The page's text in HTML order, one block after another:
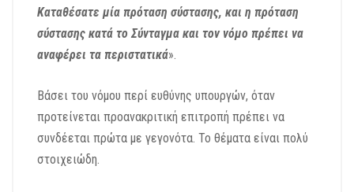
Καταθέσατε μία πρόταση σύστασης, και η πρόταση
σύστασης κατά το Σύνταγμα και τον νόμο πρέπει να
αναφέρει τα περιστατικά».
Βάσει του νόμου περί ευθύνης υπουργών, όταν
προτείνεται προανακριτική επιτροπή πρέπει να
συνδέεται πρώτα με γεγονότα. Το θέματα είναι πολύ
στοιχειώδη.